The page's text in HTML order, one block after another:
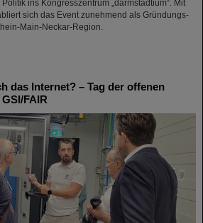
ins Kongresszentrum „darmstadtium“. Mit
sich das Event zunehmend als Gründungs-
Main-Neckar-Region.
das Internet? – Tag der offenen
FAIR